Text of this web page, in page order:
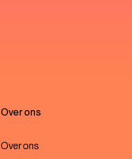
Over ons
Over ons